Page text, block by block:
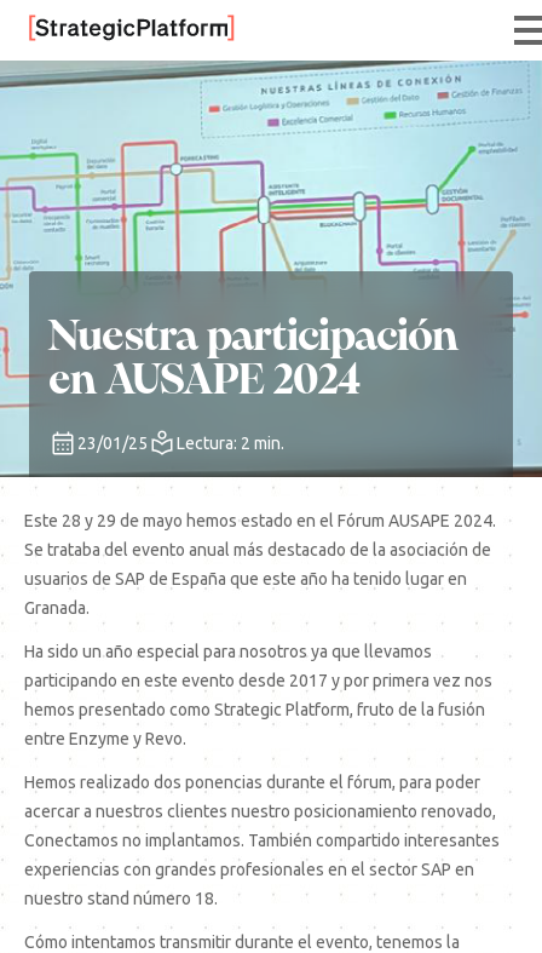
Nuestra participación
en AUSAPE 2024
23/01/25 Lectura: 2 min.
Este 28 y 29 de mayo hemos estado en el Fórum AUSAPE 2024.
Se trataba del evento anual más destacado de la asociación de
usuarios de SAP de España que este año ha tenido lugar en
Granada.
Ha sido un año especial para nosotros ya que llevamos
participando en este evento desde 2017 y por primera vez nos
hemos presentado como Strategic Platform, fruto de la fusión
entre Enzyme y Revo.
Hemos realizado dos ponencias durante el fórum, para poder
acercar a nuestros clientes nuestro posicionamiento renovado,
Conectamos no implantamos. También compartido interesantes
experiencias con grandes profesionales en el sector SAP en
nuestro stand número 18.
Cómo intentamos transmitir durante el evento, tenemos la